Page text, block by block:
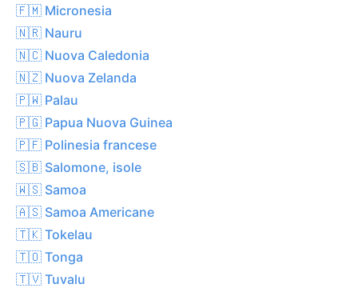
🇫🇲 Micronesia
🇳🇷 Nauru
🇳🇨 Nuova Caledonia
🇳🇿 Nuova Zelanda
🇵🇼 Palau
🇵🇬 Papua Nuova Guinea
🇵🇫 Polinesia francese
🇸🇧 Salomone, isole
🇼🇸 Samoa
🇦🇸 Samoa Americane
🇹🇰 Tokelau
🇹🇴 Tonga
🇹🇻 Tuvalu